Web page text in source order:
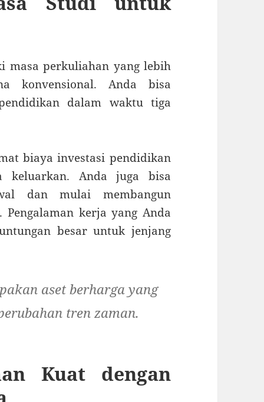
masa perkuliahan yang lebih
konvensional. Anda bisa
dalam waktu tiga
biaya investasi pendidikan
Anda juga bisa
dan mulai membangun
kerja yang Anda
besar untuk jenjang
aset berharga yang
tren zaman.
Kuat dengan